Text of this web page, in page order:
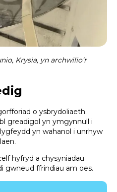
Krysia, yn archwilio’r
o ysbrydoliaeth.
greadigol yn ymgynnull i
yn wahanol i unrhyw
hyfryd a chysyniadau
gwneud ffrindiau am oes.